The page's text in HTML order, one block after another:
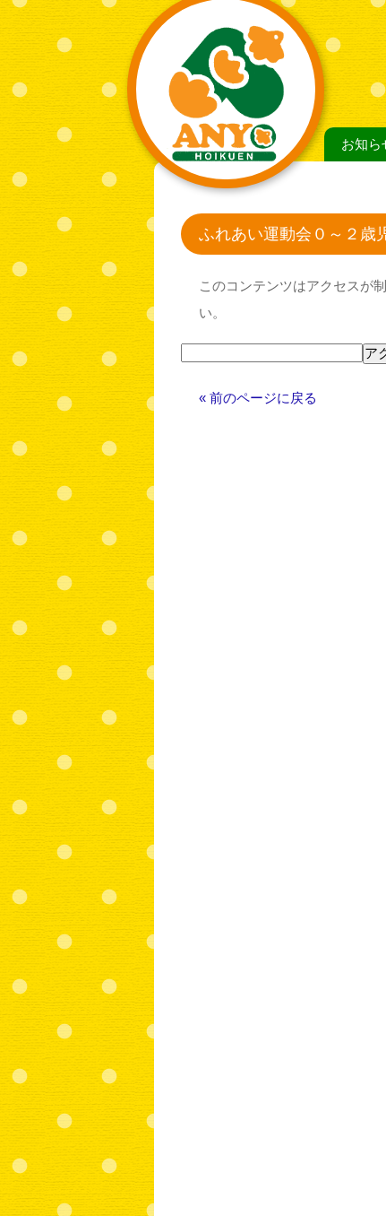
お知ら
ふれあい運動会０～２歳
このコンテンツはアクセスが
い。
« 前のページに戻る